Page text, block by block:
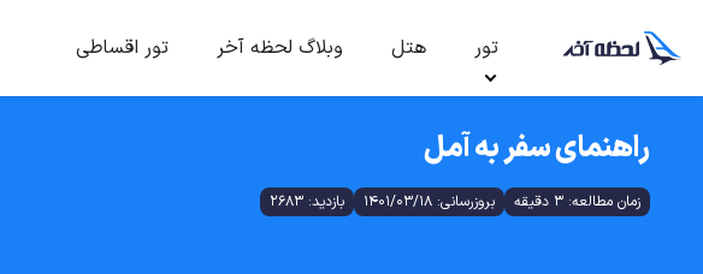
تور هتل وبلاگ لحظه آخر تور اقساطی
راهنمای سفر به آمل
زمان مطالعه: 3 دقیقه بروزرسانی: 1401/03/18 بازدید: 2683